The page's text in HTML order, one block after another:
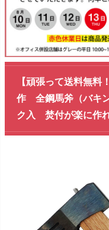
【頑張って送料無
作 全鋼馬斧（バキ
ク入 焚付が楽に作